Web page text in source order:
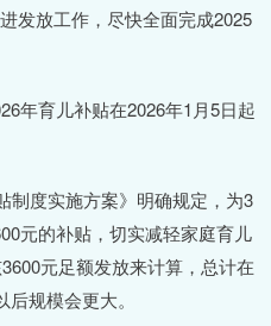
发放工作，尽快全面完成2025
年育儿补贴在2026年1月5日起
制度实施方案》明确规定，为3
元的补贴，切实减轻家庭育儿
元足额发放来计算，总计在
规模会更大。